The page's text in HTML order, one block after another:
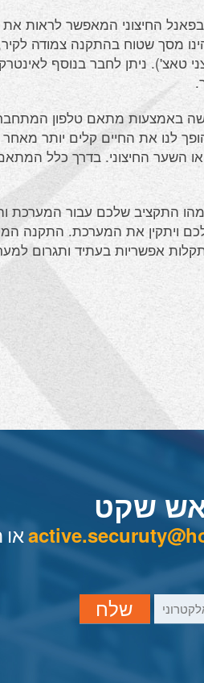
החיצוני המאפשר לראות את
הינו מסך שטוח בהתקנה צמודה
טאצ'). ניתן לחבר בנוסף
באמצעות מתאם טלפון המתחבר
לנו את החיים קלים יותר
השער החיצוני. בדרך כלל
התקציב שלכם עבור המערכת
ויתקין את המערכת. התקנה
אפשריות בעתיד ותגרום
שקט
או